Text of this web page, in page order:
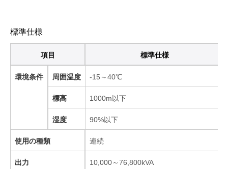
標準仕様
項目 標準仕様
環境条件 周囲温度 -15～40℃
標高 1000m以下
湿度 90%以下
使用の種類 連続
出力 10,000～76,800kVA